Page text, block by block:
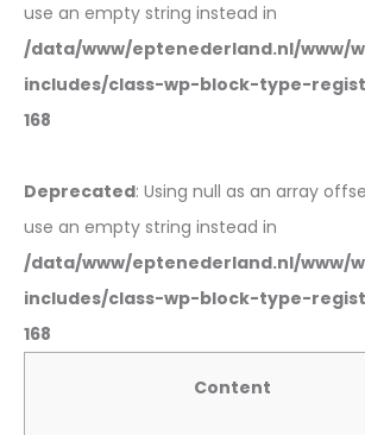
use an empty string instead in
/data/www/eptenederland.nl/www/
includes/class-wp-block-type-
168
Deprecated: Using null as an array
use an empty string instead in
/data/www/eptenederland.nl/www/
includes/class-wp-block-type-
168
Content